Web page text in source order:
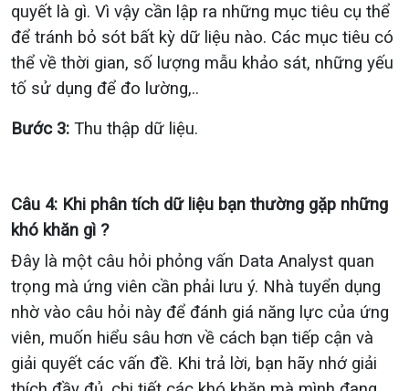
quyết là gì. Vì vậy cần lập ra những mục tiêu cụ thể
để tránh bỏ sót bất kỳ dữ liệu nào. Các mục tiêu có
thể về thời gian, số lượng mẫu khảo sát, những yếu
tố sử dụng để đo lường,..
Bước 3: Thu thập dữ liệu.
Câu 4: Khi phân tích dữ liệu bạn thường gặp những
khó khăn gì ?
Đây là một câu hỏi phỏng vấn Data Analyst quan
trọng mà ứng viên cần phải lưu ý. Nhà tuyển dụng
nhờ vào câu hỏi này để đánh giá năng lực của ứng
viên, muốn hiểu sâu hơn về cách bạn tiếp cận và
giải quyết các vấn đề. Khi trả lời, bạn hãy nhớ giải